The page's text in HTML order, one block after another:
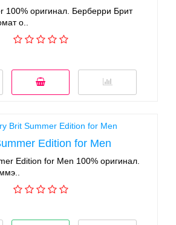
100% оригинал. Берберри Брит
о..
Edition for Men
Edition for Men 100% оригинал.